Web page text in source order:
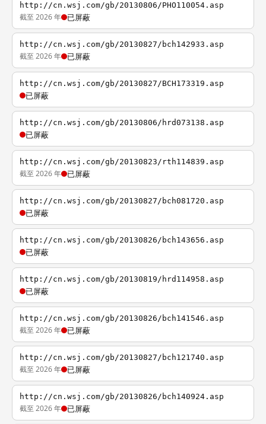
http://cn.wsj.com/gb/20130806/PHO110054.asp
截至 2026 年 已屏蔽
http://cn.wsj.com/gb/20130827/bch142933.asp
截至 2026 年 已屏蔽
http://cn.wsj.com/gb/20130827/BCH173319.asp
已屏蔽
http://cn.wsj.com/gb/20130806/hrd073138.asp
已屏蔽
http://cn.wsj.com/gb/20130823/rth114839.asp
截至 2026 年 已屏蔽
http://cn.wsj.com/gb/20130827/bch081720.asp
已屏蔽
http://cn.wsj.com/gb/20130826/bch143656.asp
已屏蔽
http://cn.wsj.com/gb/20130819/hrd114958.asp
已屏蔽
http://cn.wsj.com/gb/20130826/bch141546.asp
截至 2026 年 已屏蔽
http://cn.wsj.com/gb/20130827/bch121740.asp
截至 2026 年 已屏蔽
http://cn.wsj.com/gb/20130826/bch140924.asp
截至 2026 年 已屏蔽